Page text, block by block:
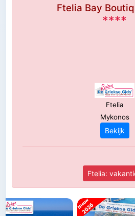
Ftelia Bay
****
Ftelia
Mykonos
Bekijk
Ftelia: